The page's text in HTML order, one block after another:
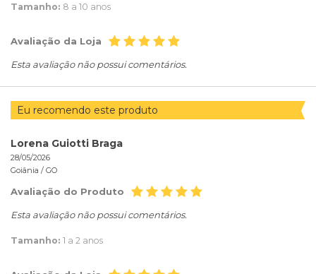
Tamanho: 8 a 10 anos
Avaliação da Loja
Esta avaliação não possui comentários.
Eu recomendo este produto
Lorena Guiotti Braga
28/05/2026
Goiânia / GO
Avaliação do Produto
Esta avaliação não possui comentários.
Tamanho: 1 a 2 anos